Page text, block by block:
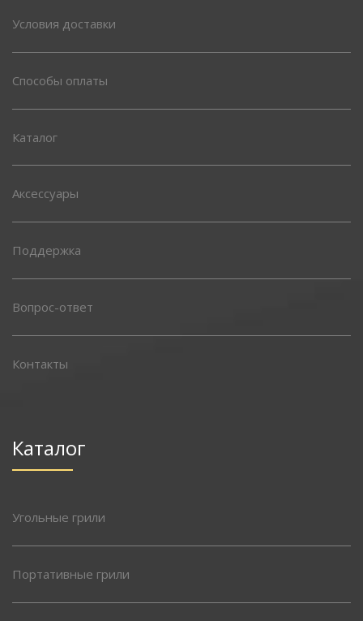
Условия доставки
Способы оплаты
Каталог
Аксессуары
Поддержка
Вопрос-ответ
Контакты
Каталог
Угольные грили
Портативные грили